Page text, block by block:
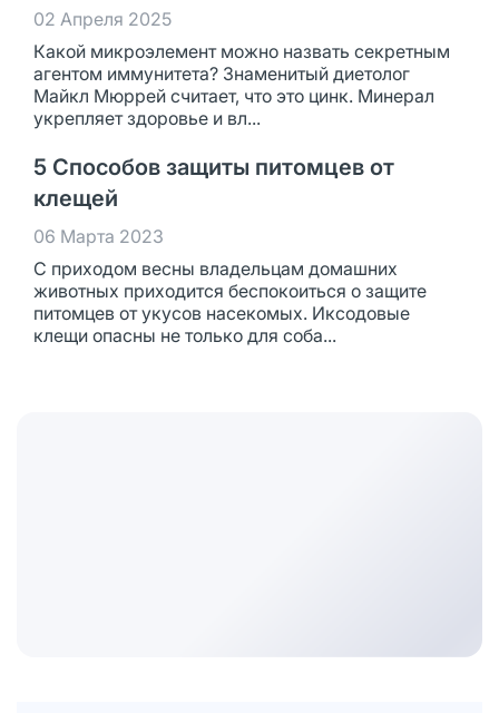
02 Апреля 2025
Какой микроэлемент можно назвать секретным
агентом иммунитета? Знаменитый диетолог
Майкл Мюррей считает, что это цинк. Минерал
укрепляет здоровье и вл...
5 Способов защиты питомцев от
клещей
06 Марта 2023
С приходом весны владельцам домашних
животных приходится беспокоиться о защите
питомцев от укусов насекомых. Иксодовые
клещи опасны не только для соба...